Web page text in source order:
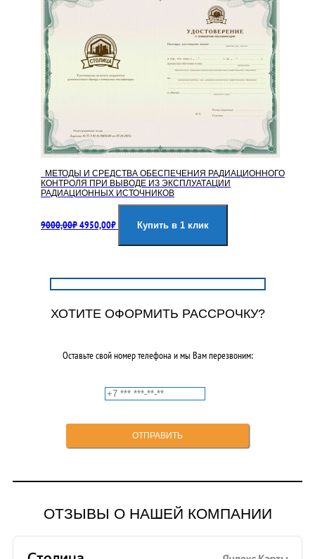
МЕТОДЫ И СРЕДСТВА ОБЕСПЕЧЕНИЯ РАДИАЦИОННОГО
КОНТРОЛЯ ПРИ ВЫВОДЕ ИЗ ЭКСПЛУАТАЦИИ
РАДИАЦИОННЫХ ИСТОЧНИКОВ
9000,00₽цена
4950,00₽цена:
Купить в 1 клик
ХОТИТЕ ОФОРМИТЬ РАССРОЧКУ?
Оставьте свой номер телефона и мы Вам перезвоним:
ОТЗЫВЫ О НАШЕЙ КОМПАНИИ